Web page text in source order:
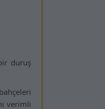
duruş
verimli